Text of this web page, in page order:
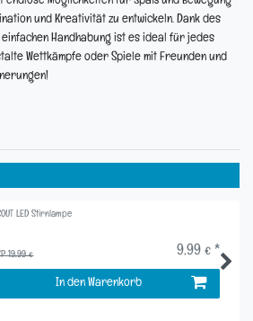
und Kreativität zu entwickeln. Dank des
Handhabung ist es ideal für jedes
Wettkämpfe oder Spiele mit Freunden und
LED Stirnlampe
19,99 € 9,99 € *
In den Warenkorb